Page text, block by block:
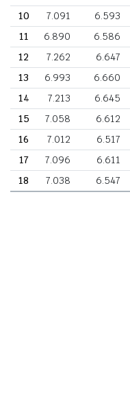
10
7.091 6.593
11
6.890 6.586
12
7.262 6.647
13
6.993 6.660
14
7.213 6.645
15
7.058 6.612
16
7.012 6.517
17
7.096 6.611
18
7.038 6.547